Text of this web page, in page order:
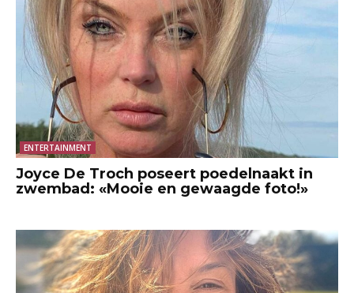
ENTERTAINMENT
Joyce De Troch poseert poedelnaakt in
zwembad: «Mooie en gewaagde foto!»